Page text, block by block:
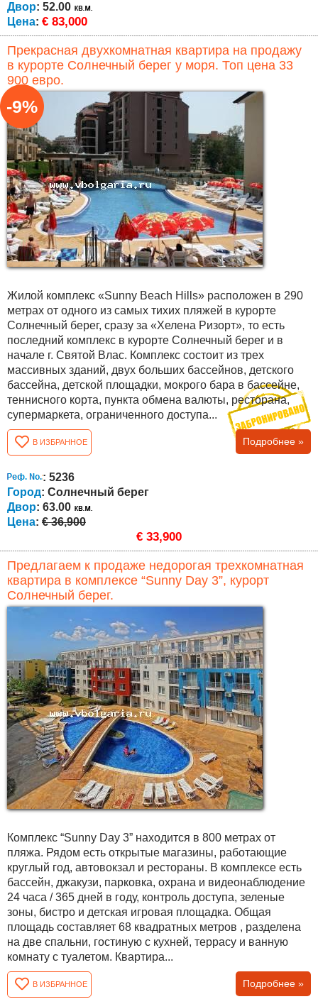
Двор: 52.00
Цена: € 83,000
Прекрасная двухкомнатная квартира на продажу
в курорте Солнечный берег у моря. Топ цена 33
900 евро.
-9%
Жилой комплекс «Sunny Beach Hills» расположен в 290
метрах от одного из самых тихих пляжей в курорте
Солнечный берег, сразу за «Хелена Ризорт», то есть
последний комплекс в курорте Солнечный берег и в
начале г. Святой Влас. Комплекс состоит из трех
массивных зданий, двух больших бассейнов, детского
бассейна, детской площадки, мокрого бара в бассейне,
теннисного корта, пункта обмена валюты, ресторана,
супермаркета, ограниченного доступа...
В ИЗБРАННОЕ Подробнее »
: 5236
Город: Солнечный берег
Двор: 63.00
Цена: € 36,900
€ 33,900
Предлагаем к продаже недорогая трехкомнатная
квартира в комплексе “Sunny Day 3”, курорт
Солнечный берег.
Комплекс “Sunny Day 3” находится в 800 метрах от
пляжа. Рядом есть открытые магазины, работающие
круглый год, автовокзал и рестораны. В комплексе есть
бассейн, джакузи, парковка, охрана и видеонаблюдение
24 часа / 365 дней в году, контроль доступа, зеленые
зоны, бистро и детская игровая площадка. Общая
площадь составляет 68 квадратных метров , разделена
на две спальни, гостиную с кухней, террасу и ванную
комнату с туалетом. Квартира...
В ИЗБРАННОЕ Подробнее »